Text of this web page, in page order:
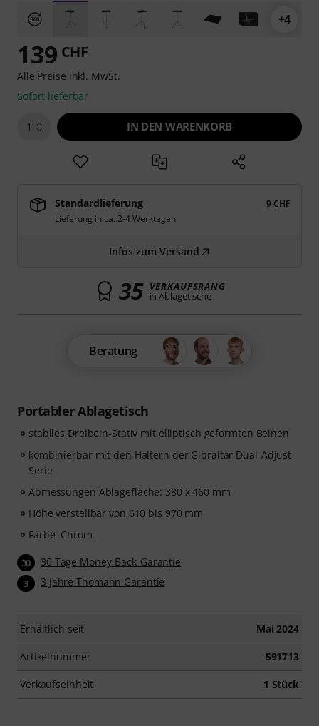
+4
Portabler Ablagetisch
stabiles Dreibein-Stativ mit elliptisch geformten Beinen
kombinierbar mit den Haltern der Gibraltar Dual-Adjust
Serie
Abmessungen Ablagefläche: 380 x 460 mm
Höhe verstellbar von 610 bis 970 mm
Farbe: Chrom
30 30 Tage Money-Back-Garantie
3 3 Jahre Thomann Garantie
Erhältlich seit Mai 2024
Artikelnummer 591713
Verkaufseinheit 1 Stück
139 CHF
Alle Preise inkl. MwSt.
Sofort lieferbar
1 IN DEN WARENKORB
Standardlieferung
9 CHF
Lieferung in ca. 2-4 Werktagen
Infos zum Versand
35 VERKAUFSRANG
in Ablagetische
Beratung